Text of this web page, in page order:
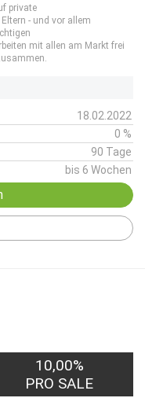
private
- und vor allem
mit allen am Markt frei
18.02.2022
0 %
90 Tage
bis 6 Wochen
10,00%
PRO SALE